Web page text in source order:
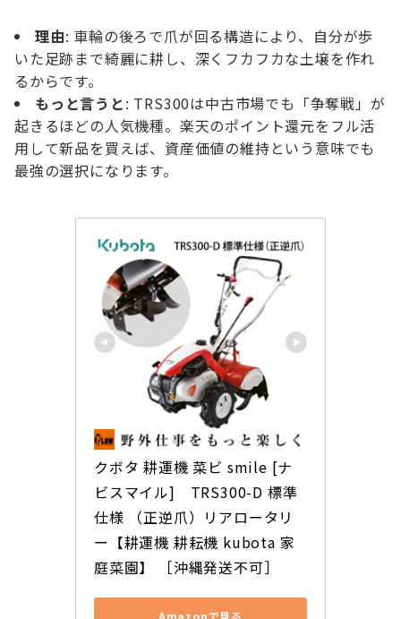
理由: 車輪の後ろで爪が回る構造により、自分が歩
いた足跡まで綺麗に耕し、深くフカフカな土壌を作れ
るからです。
もっと言うと: TRS300は中古市場でも「争奪戦」が
起きるほどの人気機種。楽天のポイント還元をフル活
用して新品を買えば、資産価値の維持という意味でも
最強の選択になります。
クボタ 耕運機 菜ビ smile [ナ
ビスマイル]　TRS300-D 標準
仕様 （正逆爪）リアロータリ
ー【耕運機 耕耘機 kubota 家
庭菜園】 ［沖縄発送不可］
Amazonで見る